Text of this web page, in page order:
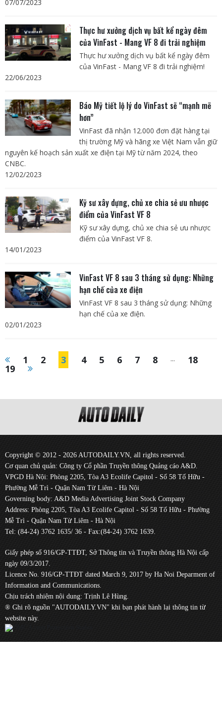
07/07/2023
Thực hư xưởng dịch vụ bất kể ngày đêm
của VinFast - Mang VF 8 đi trải nghiệm
Thực hư xưởng dịch vụ bất kể ngày đêm
của VinFast - Mang VF 8 đi trải nghiệm!
22/06/2023
Báo Mỹ tiết lộ lý do VinFast sẽ “mạnh mẽ
hơn”
VinFast đã nhận 12.000 đơn đặt hàng tại
thị trường Mỹ và hãng xe Việt Nam vẫn giữ
nguyên kế hoạch sản xuất xe điện tại Mỹ từ năm 2024, theo
CNBC.
12/02/2023
Kỹ sư xây dựng, chủ xe chia sẻ ưu nhược
điểm của VinFast VF 8
Kỹ sư xây dựng, chủ xe chia sẻ ưu nhược
điểm của VinFast VF 8.
14/01/2023
VinFast VF 8 sau 3 tháng sử dụng: Những
hạn chế của xe điện
VinFast VF 8 sau 3 tháng sử dụng: Những
hạn chế của xe điện.
02/01/2023
1 2 3 4 5 6 7 8 ... 18
19
Copyright © 2012 - 2026 AUTODAILY.VN, all rights reserved.
Cơ quan chủ quản: Công ty Cổ phần Truyền thông Quảng cáo A&D.
VPGD Hà Nội: Phòng 2205, Tòa A3 Ecolife Capitol - Số 58 Tố Hữu -
Phường Mễ Trì - Quận Nam Từ Liêm - Hà Nội
Governing body: A&D Media Advertising Joint Stock Company
Address: Phòng 2205, Tòa A3 Ecolife Capitol - Số 58 Tố Hữu - Phường
Mễ Trì - Quận Nam Từ Liêm - Hà Nội
Tel: (84-24) 3762 1635/ 36 - Fax:(84-24) 3762 1639.
Giấy phép số 916/GP-TTĐT, Sở Thông tin và Truyền thông Hà Nội cấp
ngày 09/3/2017.
Licence No. 916/GP-TTĐT dated March 9, 2017 by Ha Noi Deparment of
Information and Communications.
Chịu trách nhiệm nội dung: Trịnh Lê Hùng.
® Ghi rõ nguồn "AUTODAILY.VN" khi bạn phát hành lại thông tin từ
website này.